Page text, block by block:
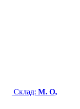
Склад: М. О,